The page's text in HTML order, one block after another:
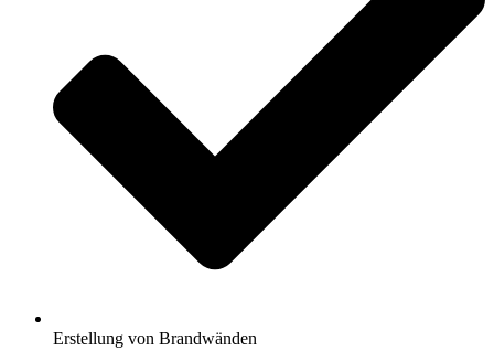
Erstellung von Brandwänden